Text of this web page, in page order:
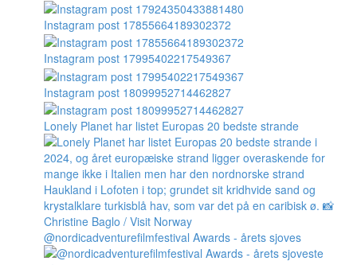
Instagram post 17855664189302372
Instagram post 17995402217549367
Instagram post 18099952714462827
Lonely Planet har listet Europas 20 bedste strande
@nordicadventurefilmfestival Awards - årets sjoves